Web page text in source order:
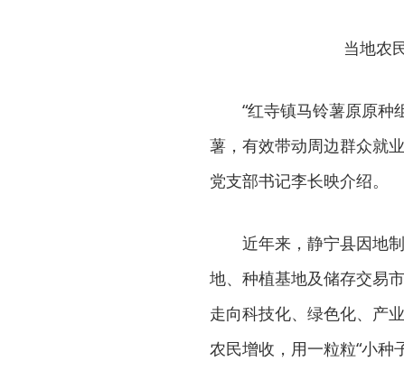
当地农
“红寺镇马铃薯原原种
薯，有效带动周边群众就
党支部书记李长映介绍。
近年来，静宁县因地
地、种植基地及储存交易
走向科技化、绿色化、产
农民增收，用一粒粒“小种